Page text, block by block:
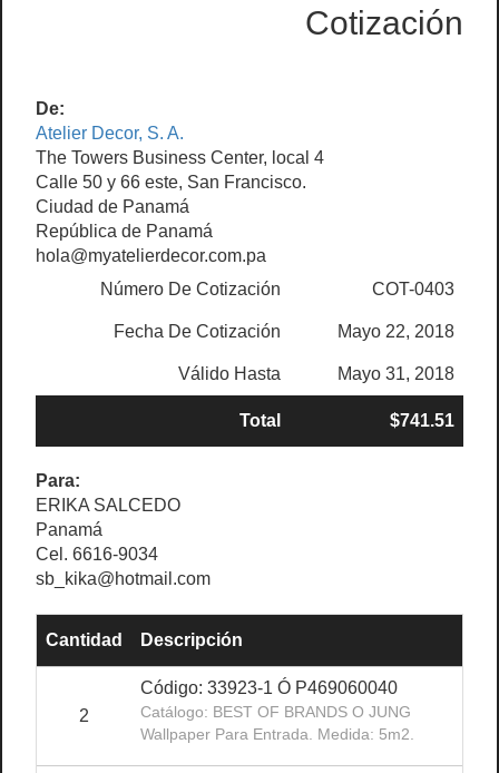
Cotización
De:
Atelier Decor, S. A.
The Towers Business Center, local 4
Calle 50 y 66 este, San Francisco.
Ciudad de Panamá
República de Panamá
hola@myatelierdecor.com.pa
Número De Cotización
COT-0403
Fecha De Cotización Mayo 22, 2018
Válido Hasta Mayo 31, 2018
Total $741.51
Para:
ERIKA SALCEDO
Panamá
Cel. 6616-9034
sb_kika@hotmail.com
Cantidad Descripción
2
Código: 33923-1 Ó P469060040
Catálogo: BEST OF BRANDS O JUNG
Wallpaper Para Entrada. Medida: 5m2.